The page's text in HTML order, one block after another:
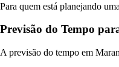
Para quem está planejando
Previsão do Tempo
A previsão do tempo em